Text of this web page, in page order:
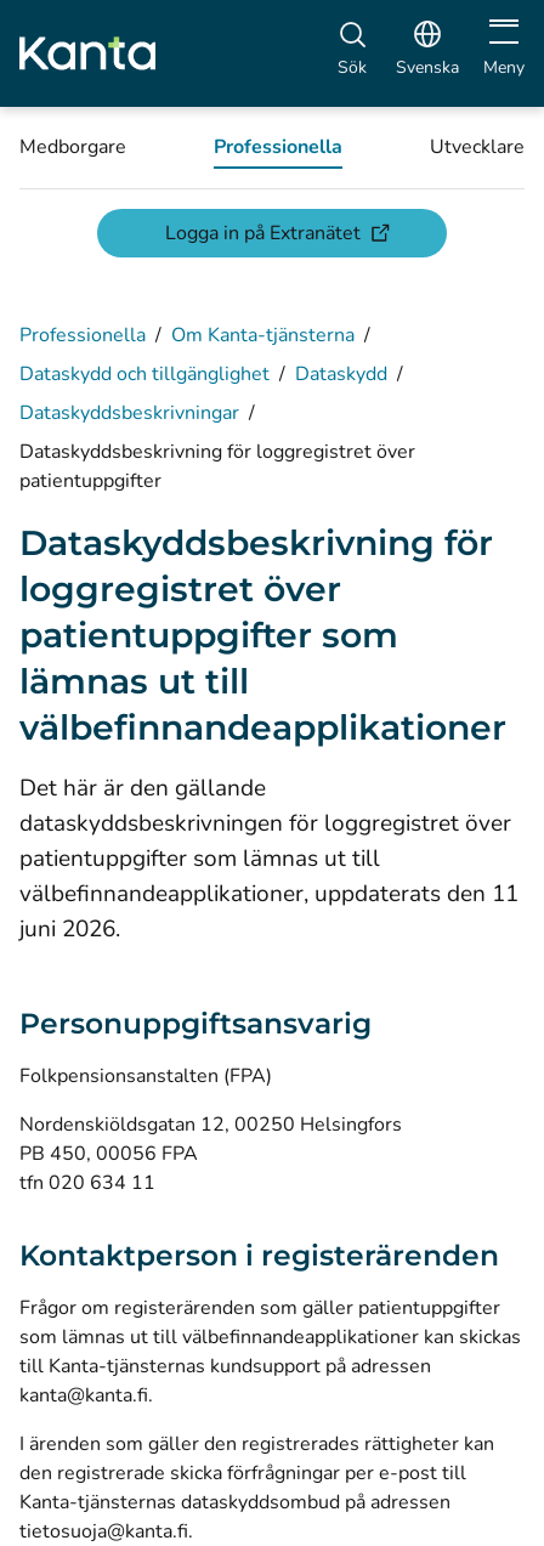
Sök Svenska Öppna
Meny
Medborgare Professionella Utvecklare
Logga in på Extranätet(öppnas i ett nytt
Professionella / Om Kanta-tjänsterna /
Dataskydd och tillgänglighet / Dataskydd /
Dataskyddsbeskrivningar /
Dataskyddsbeskrivning för loggregistret över
patientuppgifter
Dataskyddsbeskrivning för
loggregistret över
patientuppgifter som
lämnas ut till
välbefinnandeapplikationer
Det här är den gällande
dataskyddsbeskrivningen för loggregistret över
patientuppgifter som lämnas ut till
välbefinnandeapplikationer, uppdaterats den 11
juni 2026.
Personuppgiftsansvarig
Folkpensionsanstalten (FPA)
Nordenskiöldsgatan 12, 00250 Helsingfors
PB 450, 00056 FPA
tfn 020 634 11
Kontaktperson i registerärenden
Frågor om registerärenden som gäller patientuppgifter
som lämnas ut till välbefinnandeapplikationer kan skickas
till Kanta-tjänsternas kundsupport på adressen
kanta@kanta.fi.
I ärenden som gäller den registrerades rättigheter kan
den registrerade skicka förfrågningar per e-post till
Kanta-tjänsternas dataskyddsombud på adressen
tietosuoja@kanta.fi.